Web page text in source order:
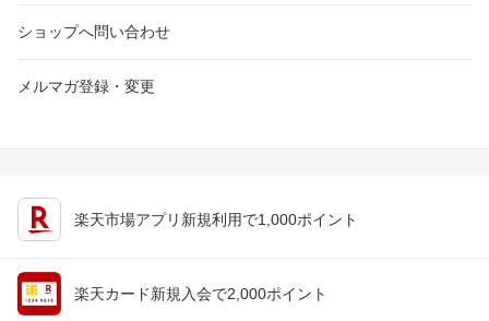
ショップへ問い合わせ
メルマガ登録・変更
楽天市場アプリ新規利用で1,000ポイント
楽天カード新規入会で2,000ポイント